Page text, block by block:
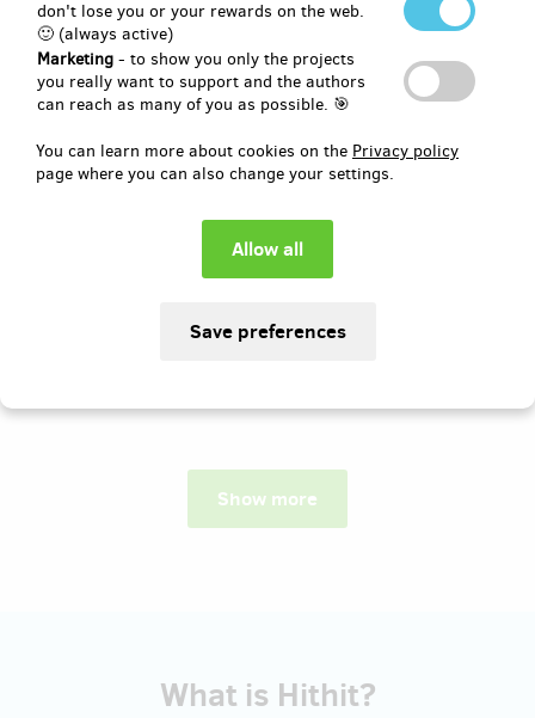
don't lose you or your rewards on the web.
🙂 (always active)
Marketing - to show you only the projects
you really want to support and the authors
can reach as many of you as possible. 🎯
You can learn more about cookies on the Privacy policy
page where you can also change your settings.
Author:
Přiveďme do Moravské Třebové nový
symfonický orchestr. Moravskotřebovští
slavnostním koncertem na nádvoří
zámku s českou premiérou Sinfonia
ofEUR 4,131
23
Show more
What is Hithit?